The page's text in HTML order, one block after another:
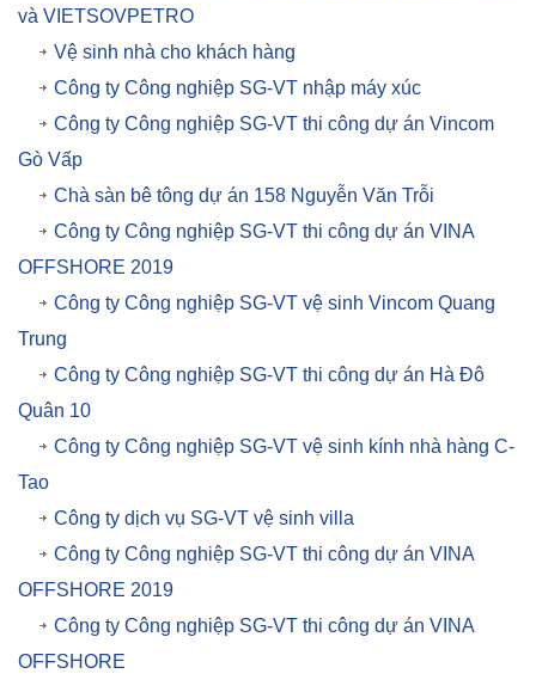
và VIETSOVPETRO
Vệ sinh nhà cho khách hàng
Công ty Công nghiệp SG-VT nhập máy xúc
Công ty Công nghiệp SG-VT thi công dự án Vincom
Gò Vấp
Chà sàn bê tông dự án 158 Nguyễn Văn Trỗi
Công ty Công nghiệp SG-VT thi công dự án VINA
OFFSHORE 2019
Công ty Công nghiệp SG-VT vệ sinh Vincom Quang
Trung
Công ty Công nghiệp SG-VT thi công dự án Hà Đô
Quân 10
Công ty Công nghiệp SG-VT vệ sinh kính nhà hàng C-
Tao
Công ty dịch vụ SG-VT vệ sinh villa
Công ty Công nghiệp SG-VT thi công dự án VINA
OFFSHORE 2019
Công ty Công nghiệp SG-VT thi công dự án VINA
OFFSHORE